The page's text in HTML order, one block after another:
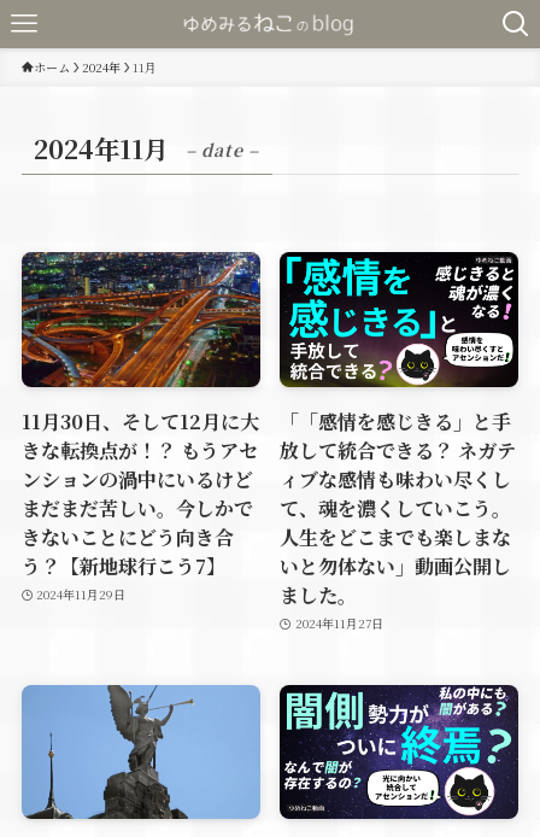
ホーム 2024年 11月
2024年11月 – date –
11月30日、そして12月に大
きな転換点が！？ もうアセ
ンションの渦中にいるけど
まだまだ苦しい。今しかで
きないことにどう向き合
う？【新地球行こう7】
2024年11月29日
「「感情を感じきる」と手
放して統合できる？ ネガテ
ィブな感情も味わい尽くし
て、魂を濃くしていこう。
人生をどこまでも楽しまな
いと勿体ない」動画公開し
ました。
2024年11月27日